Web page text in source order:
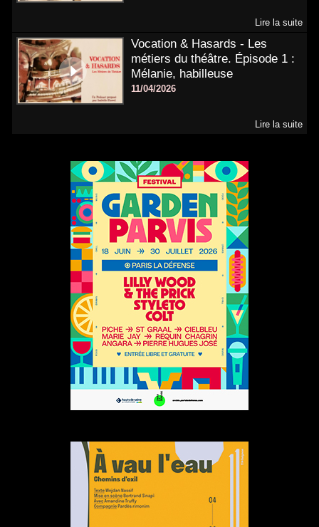
Lire la suite
Vocation & Hasards - Les
métiers du théâtre. Épisode 1 :
Mélanie, habilleuse
11/04/2026
Lire la suite